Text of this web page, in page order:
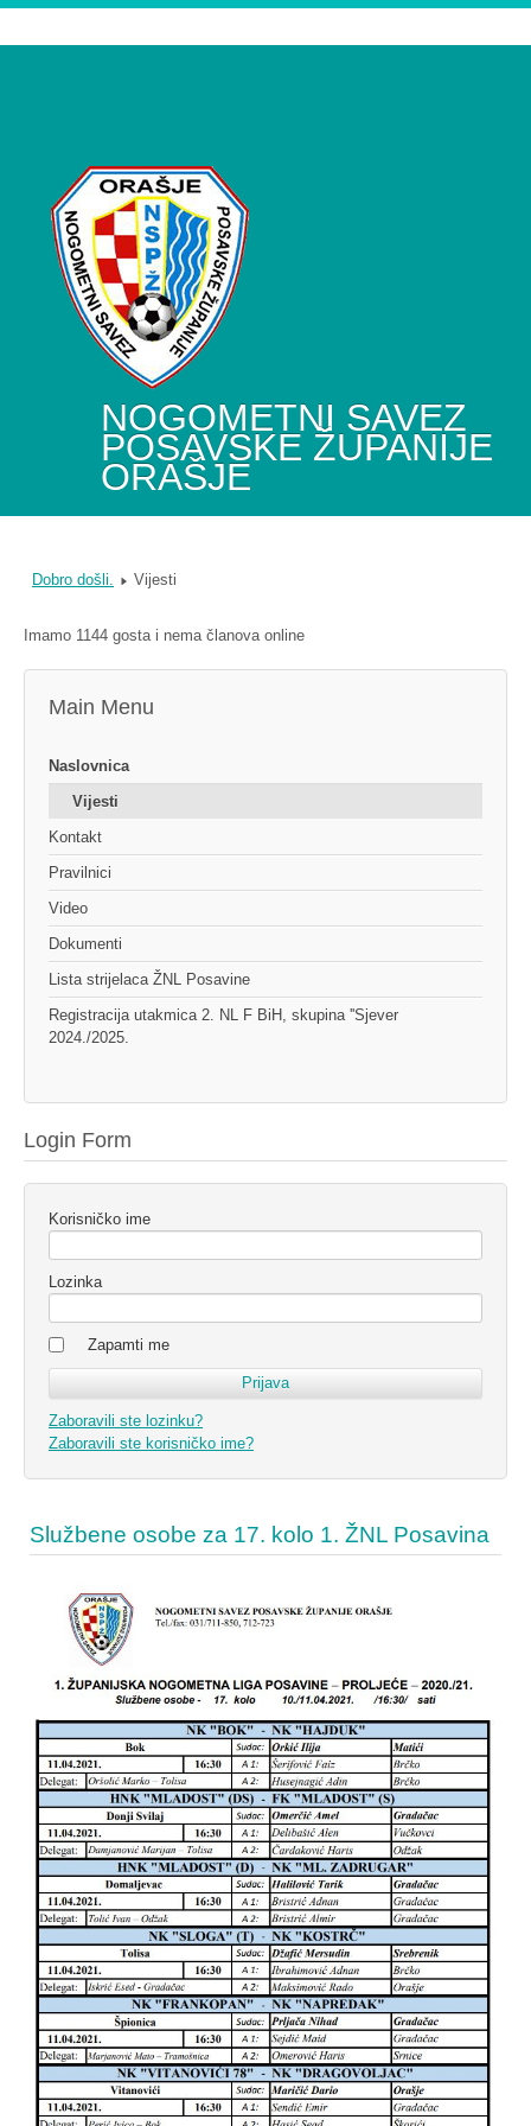
NOGOMETNI SAVEZ
POSAVSKE ŽUPANIJE
ORAŠJE
Dobro došli. Vijesti
Imamo 1144 gosta i nema članova online
Main Menu
Naslovnica
Vijesti
Kontakt
Pravilnici
Video
Dokumenti
Lista strijelaca ŽNL Posavine
Registracija utakmica 2. NL F BiH, skupina ''Sjever
2024./2025.
Login Form
Korisničko ime
Lozinka
Zapamti me
Zaboravili ste lozinku?
Zaboravili ste korisničko ime?
Službene osobe za 17. kolo 1. ŽNL Posavina